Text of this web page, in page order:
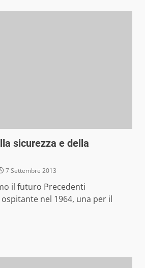
sicurezza e della
7 Settembre 2013
il futuro Precedenti
nel 1964, una per il